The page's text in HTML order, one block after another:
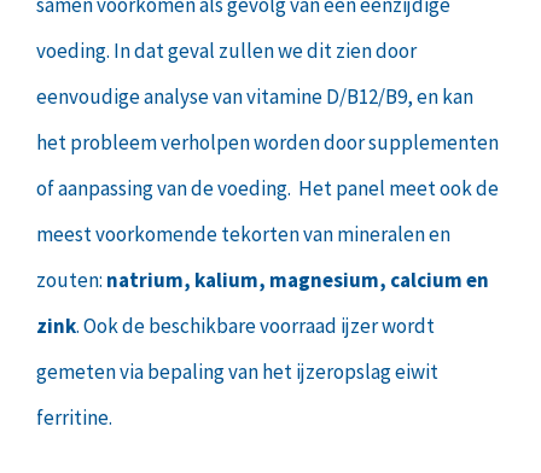
samen voorkomen als gevolg van een eenzijdige
voeding. In dat geval zullen we dit zien door
eenvoudige analyse van vitamine D/B12/B9, en kan
het probleem verholpen worden door supplementen
of aanpassing van de voeding. Het panel meet ook de
meest voorkomende tekorten van mineralen en
zouten: natrium, kalium, magnesium, calcium en
zink. Ook de beschikbare voorraad ijzer wordt
gemeten via bepaling van het ijzeropslag eiwit
ferritine.